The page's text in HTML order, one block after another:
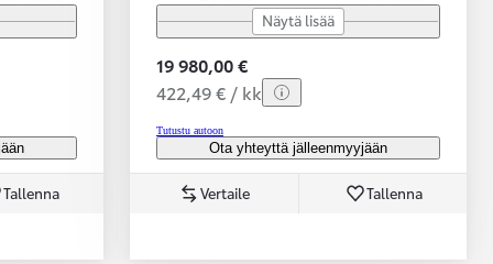
Tallenna
Näytä lisää
19 980,00 €
422,49 € / kk
Tutustu autoon
Ota yhteyttä jälleenmyyjään
Vertaile Tallenna